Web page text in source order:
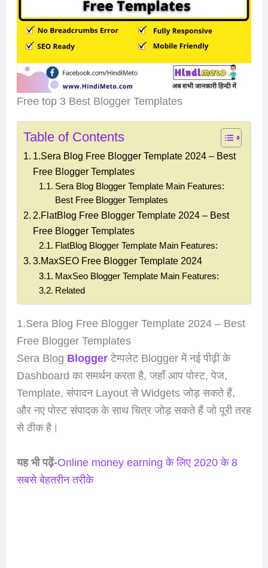
Free top 3 Best Blogger Templates
Table of Contents
1.Sera Blog Free Blogger Template 2024 – Best
Free Blogger Templates
Sera Blog Blogger Template Main Features:
Best Free Blogger Templates
2.FlatBlog Free Blogger Template 2024 – Best
Free Blogger Templates
FlatBlog Blogger Template Main Features:
3.MaxSEO Free Blogger Template 2024
MaxSeo Blogger Template Main Features:
Related
1.Sera Blog Free Blogger Template 2024 – Best
Free Blogger Templates
Sera Blog Bloggerटेम्पलेट Blogger में नई पीढ़ी के
Dashboard का समर्थन करता है, जहाँ आप पोस्ट, पेज,
Template, संपादन Layout से Widgets जोड़ सकते हैं,
और नए पोस्ट संपादक के साथ चित्र जोड़ सकते हैं जो पूरी तरह
से ठीक है।
यह भी पढ़ें-Online money earning के लिए 2020 के 8
सबसे बेहतरीन तरीके